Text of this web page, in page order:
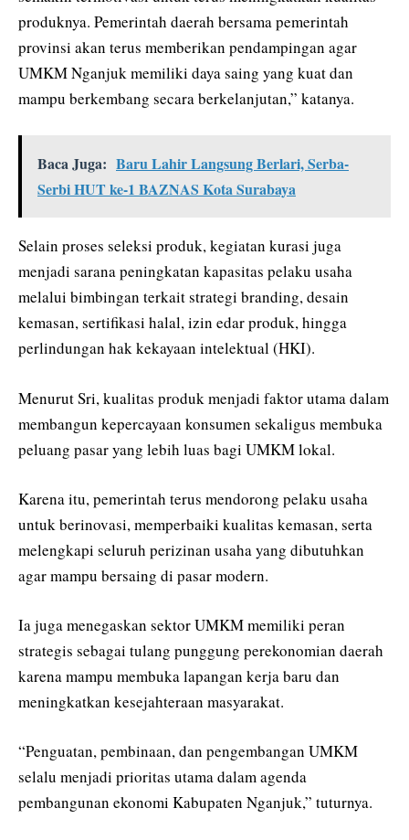
produknya. Pemerintah daerah bersama pemerintah
provinsi akan terus memberikan pendampingan agar
UMKM Nganjuk memiliki daya saing yang kuat dan
mampu berkembang secara berkelanjutan,” katanya.
Baca Juga: Baru Lahir Langsung Berlari, Serba-
Serbi HUT ke-1 BAZNAS Kota Surabaya
Selain proses seleksi produk, kegiatan kurasi juga
menjadi sarana peningkatan kapasitas pelaku usaha
melalui bimbingan terkait strategi branding, desain
kemasan, sertifikasi halal, izin edar produk, hingga
perlindungan hak kekayaan intelektual (HKI).
Menurut Sri, kualitas produk menjadi faktor utama dalam
membangun kepercayaan konsumen sekaligus membuka
peluang pasar yang lebih luas bagi UMKM lokal.
Karena itu, pemerintah terus mendorong pelaku usaha
untuk berinovasi, memperbaiki kualitas kemasan, serta
melengkapi seluruh perizinan usaha yang dibutuhkan
agar mampu bersaing di pasar modern.
Ia juga menegaskan sektor UMKM memiliki peran
strategis sebagai tulang punggung perekonomian daerah
karena mampu membuka lapangan kerja baru dan
meningkatkan kesejahteraan masyarakat.
“Penguatan, pembinaan, dan pengembangan UMKM
selalu menjadi prioritas utama dalam agenda
pembangunan ekonomi Kabupaten Nganjuk,” tuturnya.